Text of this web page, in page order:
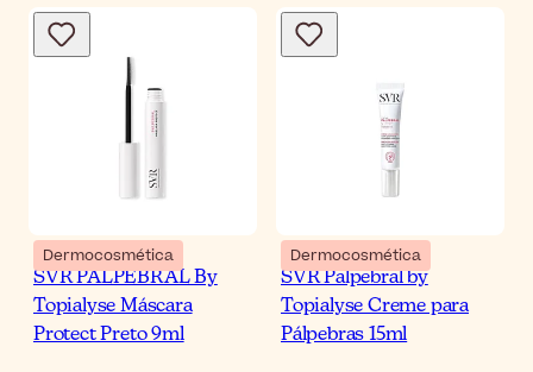
Dermocosmética
SVR PALPEBRAL By
Topialyse Máscara
Protect Preto 9ml
Dermocosmética
SVR Palpebral by
Topialyse Creme para
Pálpebras 15ml